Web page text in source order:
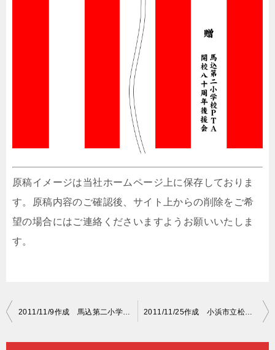
原稿イメージは当社ホームページ上に保存しておりま
す。原稿内容のご確認後、サイト上からの削除をご希
望の場合にはご連絡くださいますようお願いいたしま
す。
投